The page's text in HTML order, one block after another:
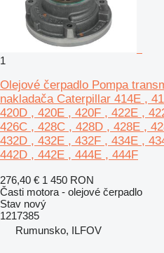
1
Olejové čerpadlo Pompa
nakladača Caterpillar 414E ,
420D , 420E , 420F , 422E ,
426C , 428C , 428D , 428E ,
432D , 432E , 432F , 434E ,
442D , 442E , 444E , 444F
276,40 € 1 450 RON
Časti motora - olejové čerpadlo
Stav nový
1217385
Rumunsko, ILFOV